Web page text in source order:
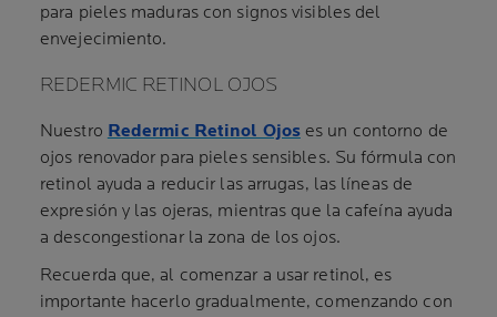
para pieles maduras con signos visibles del
envejecimiento.
REDERMIC RETINOL OJOS
Nuestro Redermic Retinol Ojoses un contorno de
ojos renovador para pieles sensibles. Su fórmula con
retinol ayuda a reducir las arrugas, las líneas de
expresión y las ojeras, mientras que la cafeína ayuda
a descongestionar la zona de los ojos.
Recuerda que, al comenzar a usar retinol, es
importante hacerlo gradualmente, comenzando con